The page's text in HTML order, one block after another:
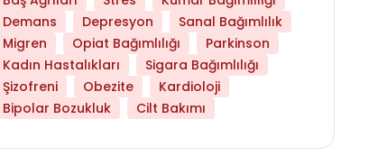
Demans
Depresyon
Sanal Bağımlılık
Migren
Opiat Bağımlılığı
Parkinson
Kadın Hastalıkları
Sigara Bağımlılığı
Şizofreni
Obezite
Kardioloji
Bipolar Bozukluk
Cilt Bakımı